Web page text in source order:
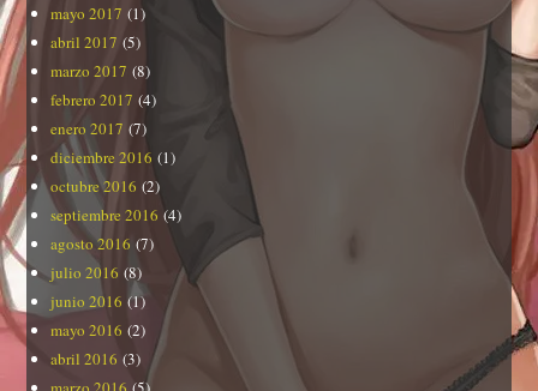
mayo 2017 (1)
abril 2017 (5)
marzo 2017 (8)
febrero 2017 (4)
enero 2017 (7)
diciembre 2016 (1)
octubre 2016 (2)
septiembre 2016 (4)
agosto 2016 (7)
julio 2016 (8)
junio 2016 (1)
mayo 2016 (2)
abril 2016 (3)